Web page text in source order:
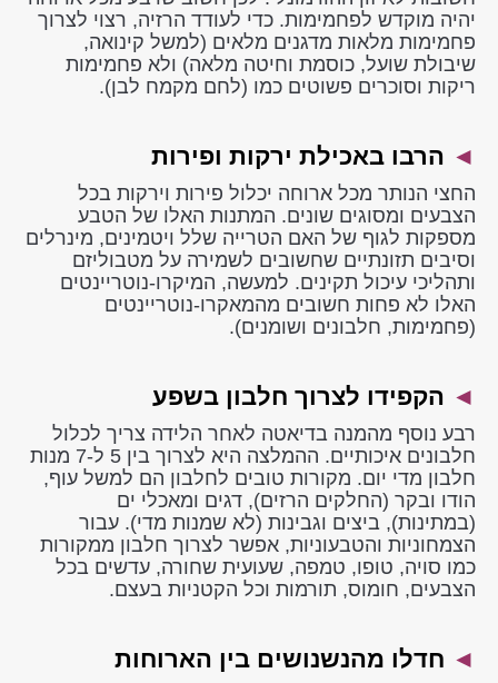
יהיה מוקדש לפחמימות. כדי לעודד הרזיה, רצוי לצרוך
פחמימות מלאות מדגנים מלאים (למשל קינואה,
שיבולת שועל, כוסמת וחיטה מלאה) ולא פחמימות
ריקות וסוכרים פשוטים כמו (לחם מקמח לבן).
◄ הרבו באכילת ירקות ופירות
החצי הנותר מכל ארוחה יכלול פירות וירקות בכל
הצבעים ומסוגים שונים. המתנות האלו של הטבע
מספקות לגוף של האם הטרייה שלל ויטמינים, מינרלים
וסיבים תזונתיים שחשובים לשמירה על מטבוליזם
ותהליכי עיכול תקינים. למעשה, המיקרו-נוטריינטים
האלו לא פחות חשובים מהמאקרו-נוטריינטים
(פחמימות, חלבונים ושומנים).
◄ הקפידו לצרוך חלבון בשפע
רבע נוסף מהמנה בדיאטה לאחר הלידה צריך לכלול
חלבונים איכותיים. ההמלצה היא לצרוך בין 5 ל-7 מנות
חלבון מדי יום. מקורות טובים לחלבון הם למשל עוף,
הודו ובקר (החלקים הרזים), דגים ומאכלי ים
(במתינות), ביצים וגבינות (לא שמנות מדי). עבור
הצמחוניות והטבעוניות, אפשר לצרוך חלבון ממקורות
כמו סויה, טופו, טמפה, שעועית שחורה, עדשים בכל
הצבעים, חומוס, תורמות וכל הקטניות בעצם.
◄ חדלו מהנשנושים בין הארוחות